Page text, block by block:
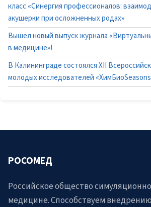
класс «Синергия профессионалов:
акушерки при осложненных родах»
Вышел новый выпуск журнала
в медицине»!
В Калининграде состоялся XII
молодых исследователей «ХимБиоSeasons
РОСОМЕД
Российское общество
медицине. Способствуем